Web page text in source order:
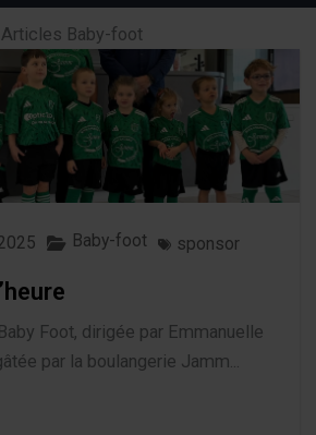
Articles Baby-foot
Baby-foot sponsor
Foot, dirigée par Emmanuelle
par la boulangerie Jamm...